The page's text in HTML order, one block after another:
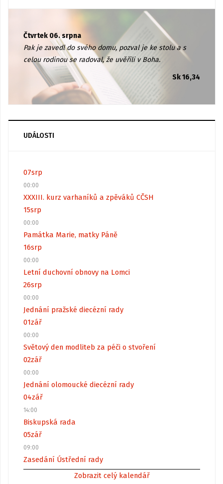
Čtvrtek 06. srpna
Pak je zavedl do svého domu, pozval je ke stolu a s
celou rodinou se radoval, že uvěřili v Boha.
Sk 16,34
UDÁLOSTI
07srp
00:00
XXXIII. kurz varhaníků a zpěváků CČSH
15srp
00:00
Památka Marie, matky Páně
16srp
00:00
Letní duchovní obnovy na Lomci
26srp
00:00
Jednání pražské diecézní rady
01zář
00:00
Světový den modliteb za péči o stvoření
02zář
00:00
Jednání olomoucké diecézní rady
04zář
14:00
Biskupská rada
05zář
09:00
Zasedání Ústřední rady
Zobrazit celý kalendář